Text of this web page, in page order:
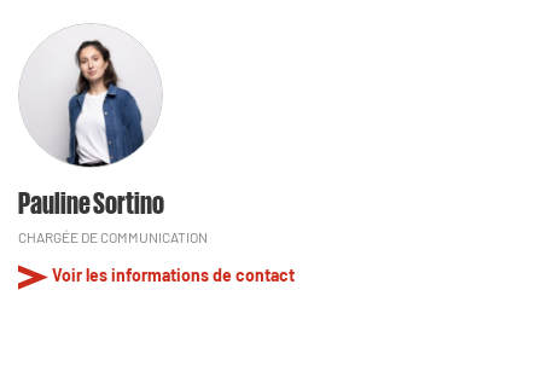
Pauline Sortino
CHARGÉE DE COMMUNICATION
Voir les informations de contact